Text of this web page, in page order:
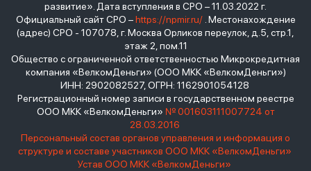
развитие». Дата вступления в СРО – 11.03.2022 г.
Официальный сайт СРО –https://npmir.ru/. Местонахождение
(адрес) СРО - 107078, г. Москва Орликов переулок, д.5, стр.1,
этаж 2, пом.11
Общество с ограниченной ответственностью Микрокредитная
компания «ВелкомДеньги» (ООО МКК «ВелкомДеньги»)
ИНН: 2902082527, ОГРН: 1162901054128
Регистрационный номер записи в государственном реестре
ООО МКК «ВелкомДеньги» № 001603111007724 от
28.03.2016
Персональный состав органов управления и информация о
структуре и составе участников ООО МКК «ВелкомДеньги»
Устав ООО МКК «ВелкомДеньги»